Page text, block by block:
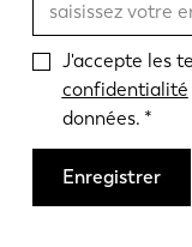
J'accepte les
confidentialité
données.
Enregistrer